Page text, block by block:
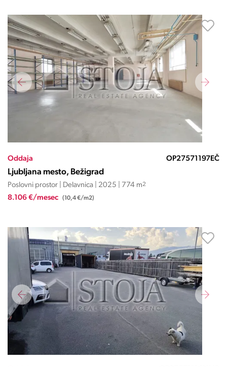
Oddaja OP27571197EČ
Ljubljana mesto, Bežigrad
Poslovni prostor | Delavnica | 2025 | 774 m2
8.106 €/mesec (10,4 €/m2)